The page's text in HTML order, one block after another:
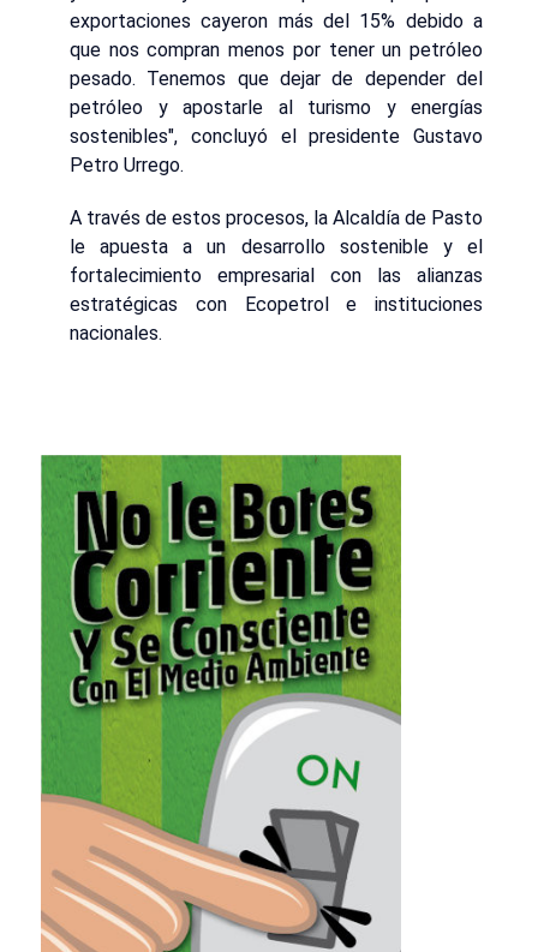
exportaciones cayeron más del 15% debido a
que nos compran menos por tener un petróleo
pesado. Tenemos que dejar de depender del
petróleo y apostarle al turismo y energías
sostenibles", concluyó el presidente Gustavo
Petro Urrego.
A través de estos procesos, la Alcaldía de Pasto
le apuesta a un desarrollo sostenible y el
fortalecimiento empresarial con las alianzas
estratégicas con Ecopetrol e instituciones
nacionales.